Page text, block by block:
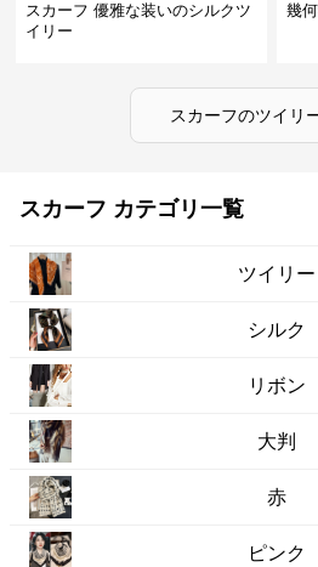
スカーフ 優雅な装いのシルクツ
イリー
幾
スカーフのツイリ
スカーフ カテゴリ一覧
ツイリー
シルク
リボン
大判
赤
ピンク